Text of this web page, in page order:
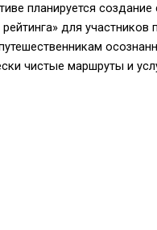
планируется создание
рейтинга» для
чистые маршруты и